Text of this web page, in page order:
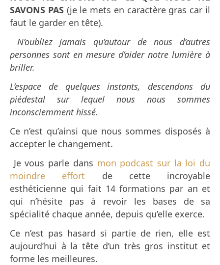
SAVONS PAS(je le mets en caractère gras car il
faut le garder en tête).
N’oubliez jamais qu’autour de nous d’autres
personnes sont en mesure d’aider notre lumière à
briller.
L’espace de quelques instants, descendons du
piédestal sur lequel nous nous sommes
inconsciemment hissé.
Ce n’est qu’ainsi que nous sommes disposés à
accepter le changement.
Je vous parle dans mon podcast sur la loi du
moindre effort de cette incroyable
esthéticienne qui fait 14 formations par an et
qui n’hésite pas à revoir les bases de sa
spécialité chaque année, depuis qu’elle exerce.
Ce n’est pas hasard si partie de rien, elle est
aujourd’hui à la tête d’un très gros institut et
forme les meilleures.